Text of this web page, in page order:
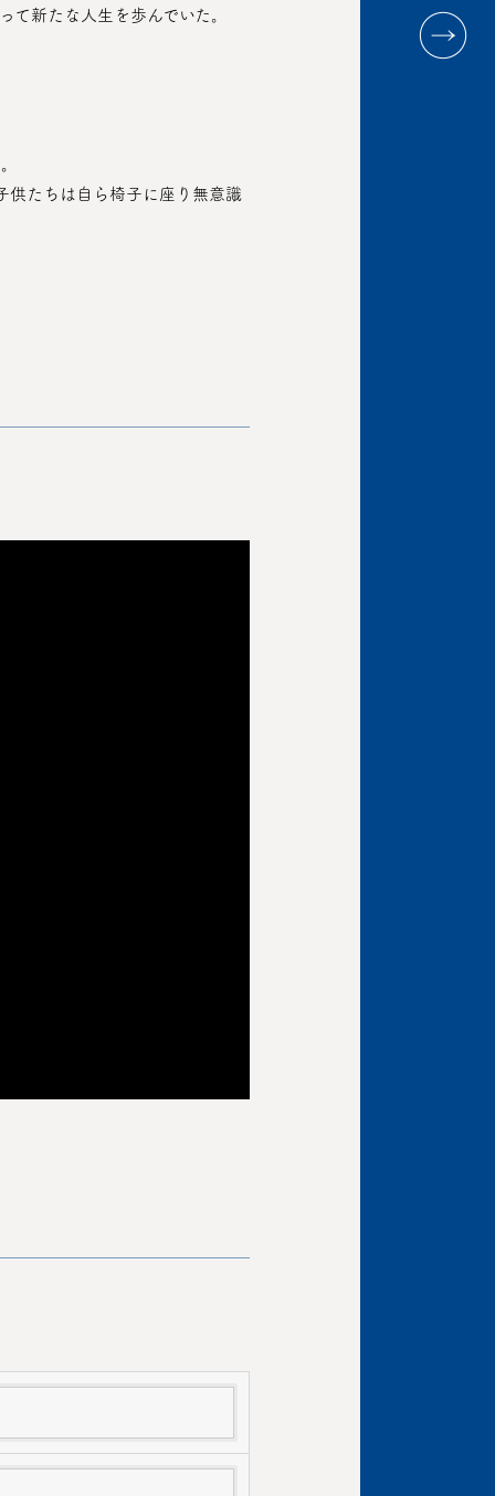
新たな人生を歩んでいた。